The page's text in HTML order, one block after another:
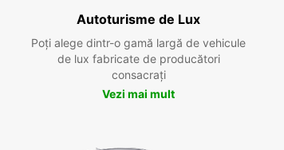
Autoturisme de Lux
Poți alege dintr-o gamă largă de vehicule
de lux fabricate de producători
consacrați
Vezi mai mult